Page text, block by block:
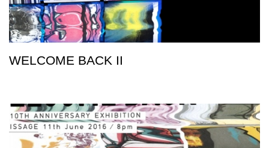
WELCOME BACK II